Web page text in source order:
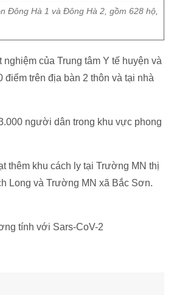
Đông Hà 1 và Đông Hà 2, gồm 628 hộ,
của Trung tâm Y tế huyện và
điểm trên địa bàn 2 thôn và tại nhà
người dân trong khu vực phong
thêm khu cách ly tại Trường MN thị
Long và Trường MN xã Bắc Sơn.
tính với Sars-CoV-2